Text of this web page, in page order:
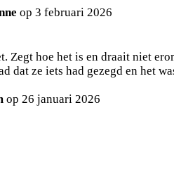
op 3 februari 2026
Zegt hoe het is en draait niet
dat ze iets had gezegd en het
op 26 januari 2026